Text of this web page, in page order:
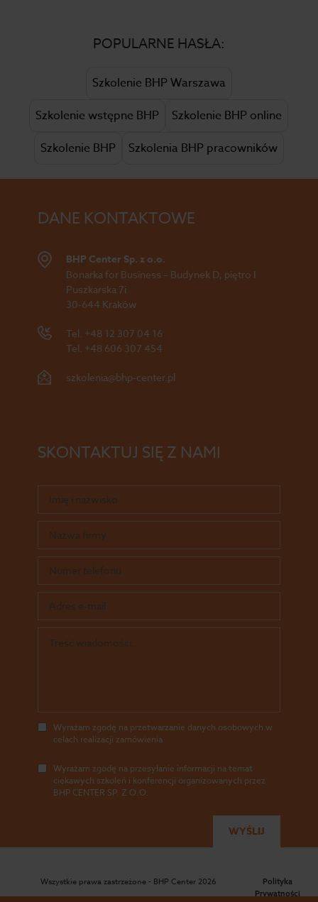
POPULARNE HASŁA:
Szkolenie BHP Warszawa
Szkolenie wstępne BHP
Szkolenie BHP online
Szkolenie BHP
Szkolenia BHP pracowników
DANE KONTAKTOWE
BHP Center Sp. z o.o.
Bonarka for Business – Budynek D, piętro I
Puszkarska 7i
30-644 Kraków
Tel. +48 12 307 04 16
Tel. +48 606 307 454
szkolenia@bhp-center.pl
SKONTAKTUJ SIĘ Z NAMI
Wyrażam zgodę na przetwarzanie danych osobowych w
celach realizacji zamówienia
Wyrażam zgodę na przesyłanie informacji na temat
ciekawych szkoleń i konferencji organizowanych przez
BHP CENTER SP. Z O.O.
Wszystkie prawa zastrzeżone - BHP Center 2026
Polityka
Prywatności